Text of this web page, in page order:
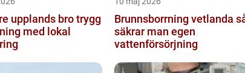
bro trygg
med lokal
Brunnsborrning vetlanda så
säkrar man egen
vattenförsörjning